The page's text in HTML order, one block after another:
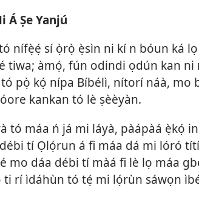
Á Ṣe Yanjú
nífẹ̀ẹ́ sí ọ̀rọ̀ ẹ̀sìn ni kí n bóun ká
tiwa; àmọ́, fún odindi ọdún kan ni
pọ̀ kọ́ nípa Bíbélì, nítorí náà, mo
kankan tó lè ṣèèyàn.
tó máa ń já mi láyà, pàápàá ẹ̀kọ́
tí Ọlọ́run á fi máa dá mi lóró
mo dáa débi tí màá fi lè lọ máa
ti rí ìdáhùn tó tẹ́ mi lọ́rùn sáwọn